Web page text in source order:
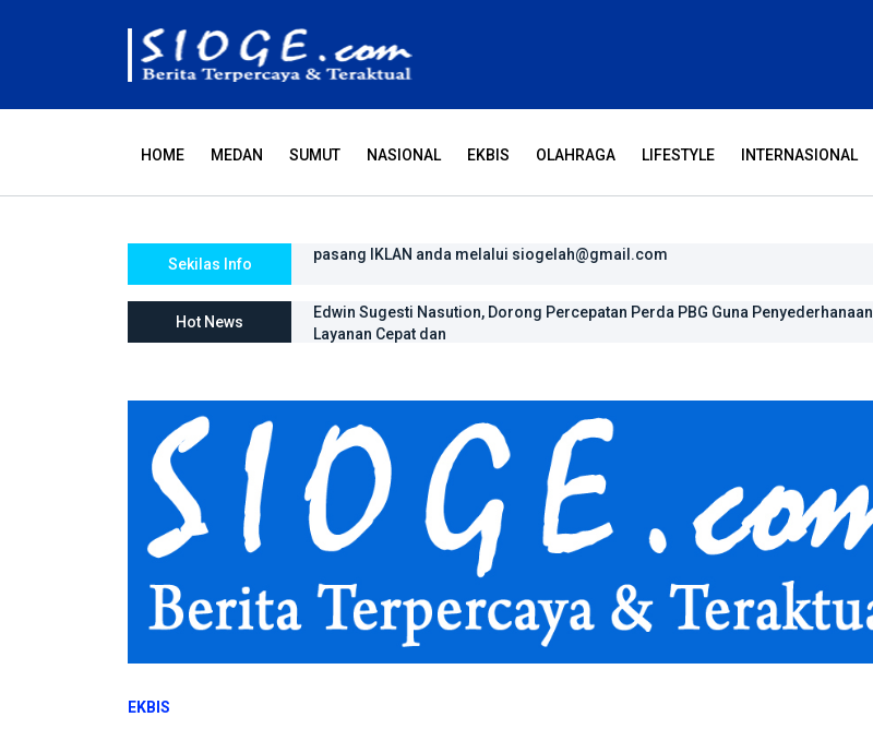
HOME MEDAN SUMUT NASIONAL EKBIS OLAHRAGA LIFESTYLE INTERNASIONAL
Sekilas Info
Tiada hari tanpa doa dan pengharapan
Hot News
Edwin Sugesti Nasution, Dorong Percepatan Perda PBG Guna Penyederhanaan
Layanan Cepat dan
EKBIS